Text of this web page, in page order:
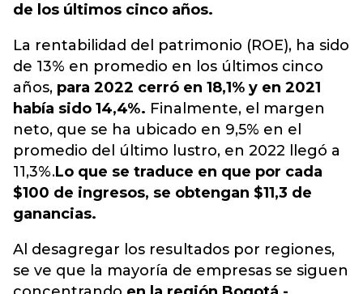
de los últimos cinco años.
La rentabilidad del patrimonio (ROE), ha sido
de 13% en promedio en los últimos cinco
años, para 2022 cerró en 18,1% y en 2021
había sido 14,4%. Finalmente, el margen
neto, que se ha ubicado en 9,5% en el
promedio del último lustro, en 2022 llegó a
11,3%.Lo que se traduce en que por cada
$100 de ingresos, se obtengan $11,3 de
ganancias.
Al desagregar los resultados por regiones,
se ve que la mayoría de empresas se siguen